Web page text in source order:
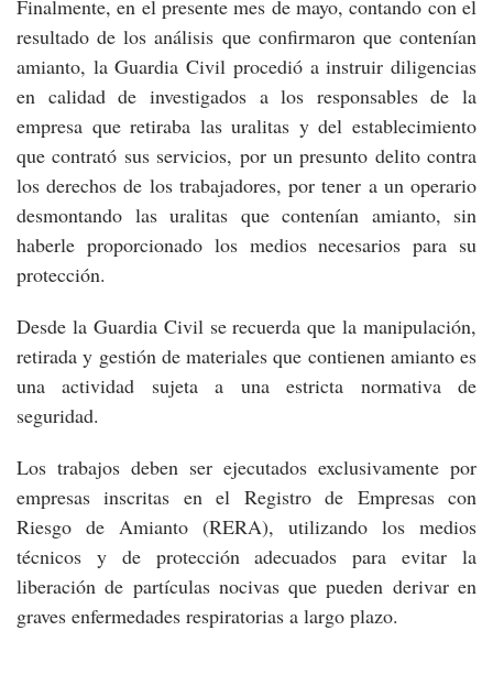
Finalmente, en el presente mes de mayo, contando con el
resultado de los análisis que confirmaron que contenían
amianto, la Guardia Civil procedió a instruir diligencias
en calidad de investigados a los responsables de la
empresa que retiraba las uralitas y del establecimiento
que contrató sus servicios, por un presunto delito contra
los derechos de los trabajadores, por tener a un operario
desmontando las uralitas que contenían amianto, sin
haberle proporcionado los medios necesarios para su
protección.
Desde la Guardia Civil se recuerda que la manipulación,
retirada y gestión de materiales que contienen amianto es
una actividad sujeta a una estricta normativa de
seguridad.
Los trabajos deben ser ejecutados exclusivamente por
empresas inscritas en el Registro de Empresas con
Riesgo de Amianto (RERA), utilizando los medios
técnicos y de protección adecuados para evitar la
liberación de partículas nocivas que pueden derivar en
graves enfermedades respiratorias a largo plazo.